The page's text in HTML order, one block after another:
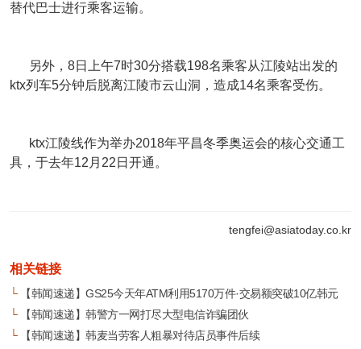
替代巴士进行乘客运输。
另外，8日上午7时30分搭载198名乘客从江陵站出发的
ktx列车5分钟后脱离江陵市云山洞，造成14名乘客受伤。
ktx江陵线作为举办2018年平昌冬季奥运会的核心交通工
具，于去年12月22日开通。
tengfei@asiatoday.co.kr
相关链接
└【韩闻速递】GS25今天年ATM利用5170万件·交易额突破10亿韩元
└【韩闻速递】韩警方一网打尽大型电信诈骗团伙
└【韩闻速递】韩麦当劳客人粗暴对待店员事件后续